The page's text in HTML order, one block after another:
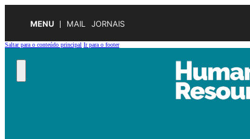
MENU MAIL JORNAIS
Saltar para o conteúdo principal Ir para o footer